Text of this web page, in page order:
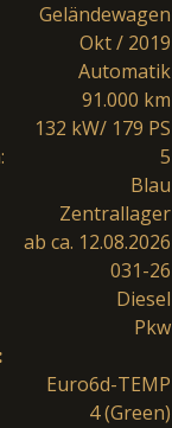
Geländewagen
Okt / 2019
Automatik
91.000 km
132 kW/ 179 PS
5
Blau
Zentrallager
ab ca. 12.08.2026
031-26
Diesel
Pkw
Euro6d-TEMP
4 (Green)